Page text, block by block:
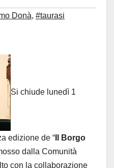
Donà, #taurasi
Si chiude lunedì 1
edizione de “ Il Borgo
dalla Comunità
con la collaborazione